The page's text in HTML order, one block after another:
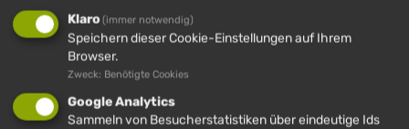
SPEISEKARTEN
Hündle Stuben
Klaro (immer notwendig)
Speichern dieser Cookie-Einstellungen auf Ihrem
Browser.
Zweck: Benötigte Cookies
Google Analytics
Sammeln von Besucherstatistiken über eindeutige Ids